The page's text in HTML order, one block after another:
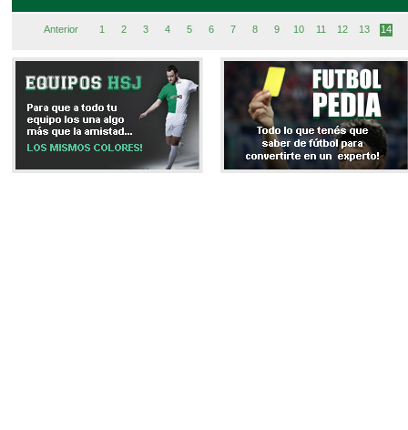
Anterior 1 2 3 4 5 6 7 8 9 10 11 12 13 14